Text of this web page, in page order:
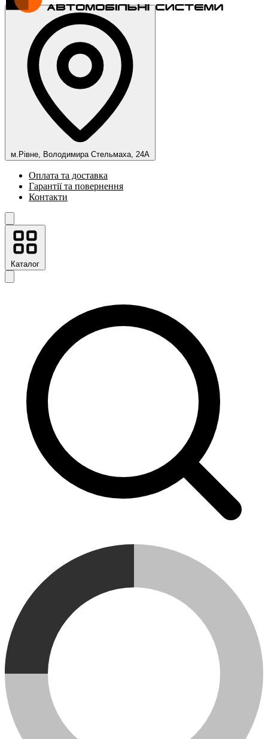
м.Рівне, Володимира Стельмаха, 24А
Оплата та доставка
Гарантії та повернення
Контакти
Каталог